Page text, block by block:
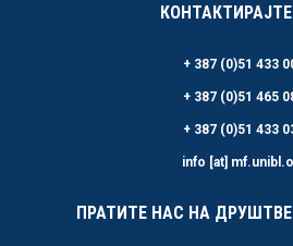
+ 387 (0)51 433
+ 387 (0)51 465
+ 387 (0)51 433
info [at]
ПРАТИТЕ НАС НА